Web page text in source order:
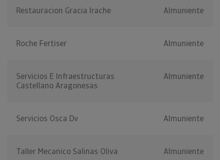
Restauracion Gracia Irache Almuniente
Roche Fertiser Almuniente
Servicios E Infraestructuras
Castellano Aragonesas
Almuniente
Servicios Osca Dv Almuniente
Taller Mecanico Salinas Oliva Almuniente